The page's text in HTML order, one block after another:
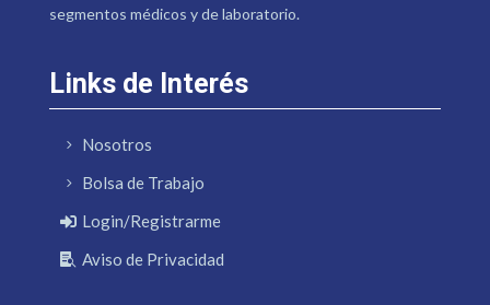
segmentos médicos y de laboratorio.
Links de Interés
Nosotros
Bolsa de Trabajo
Login/Registrarme
Aviso de Privacidad